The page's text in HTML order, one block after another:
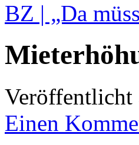
BZ | „Da
Veröffentlicht
Einen